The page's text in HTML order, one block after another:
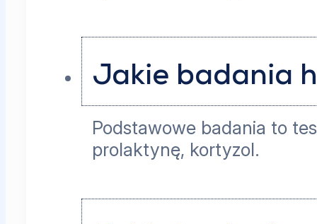
Jakie badania
Podstawowe badania to
prolaktynę, kortyzol.